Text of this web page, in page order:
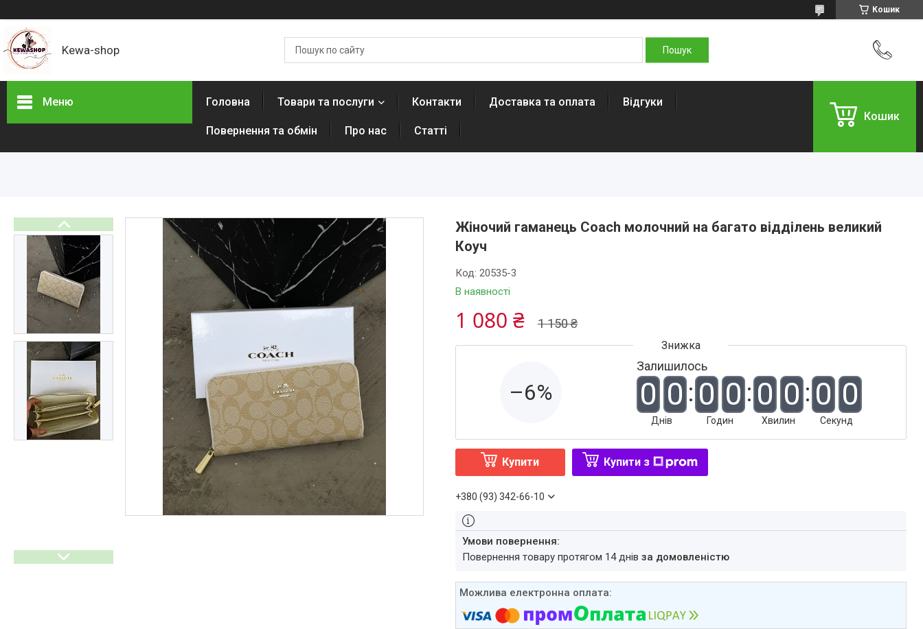
Кошик
Kewa-shop
Меню
Статті
Головна Товари та послуги Контакти Доставка та оплата Відгуки
Повернення та обмін Про нас Статті
Кошик
Жіночий гаманець Coach молочний на багато відділень великий
Коуч
В наявності
Код: 20535-3
1 150 ₴
1 080 ₴
–6%
Залишилось
0 0
Днів
0 0
Годин
0 0
Хвилин
0 0
Секунд
Купити Купити з
+380 (93) 342-66-10
повернення товару протягом 14 днів за домовленістю